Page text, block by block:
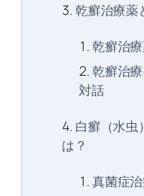
乾癬治療薬
乾癬治
乾癬治
対話
白癬（水虫
は？
真菌症